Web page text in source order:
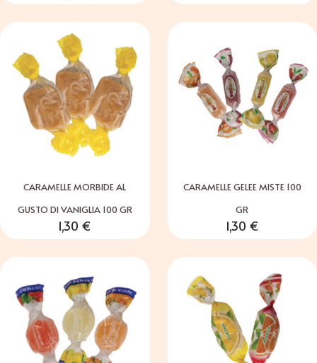
CARAMELLE MORBIDE AL
GUSTO DI VANIGLIA 100 GR
1,30 €
CARAMELLE GELEE MISTE 100
GR
1,30 €